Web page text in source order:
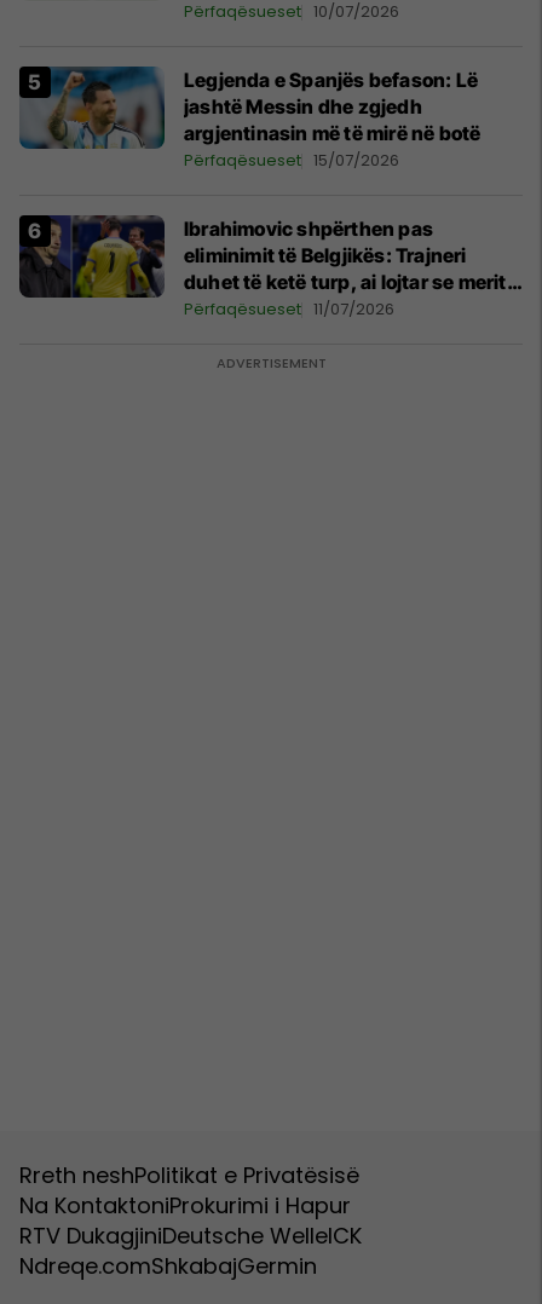
Përfaqësueset 10/07/2026
Legjenda e Spanjës befason: Lë
jashtë Messin dhe zgjedh
argjentinasin më të mirë në botë
Përfaqësueset 15/07/2026
Ibrahimovic shpërthen pas
eliminimit të Belgjikës: Trajneri
duhet të ketë turp, ai lojtar se meritoi
të luante
Përfaqësueset 11/07/2026
Rreth neshPolitikat e Privatësisë
Na KontaktoniProkurimi i Hapur
RTV DukagjiniDeutsche WelleICK
Ndreqe.comShkabajGermin